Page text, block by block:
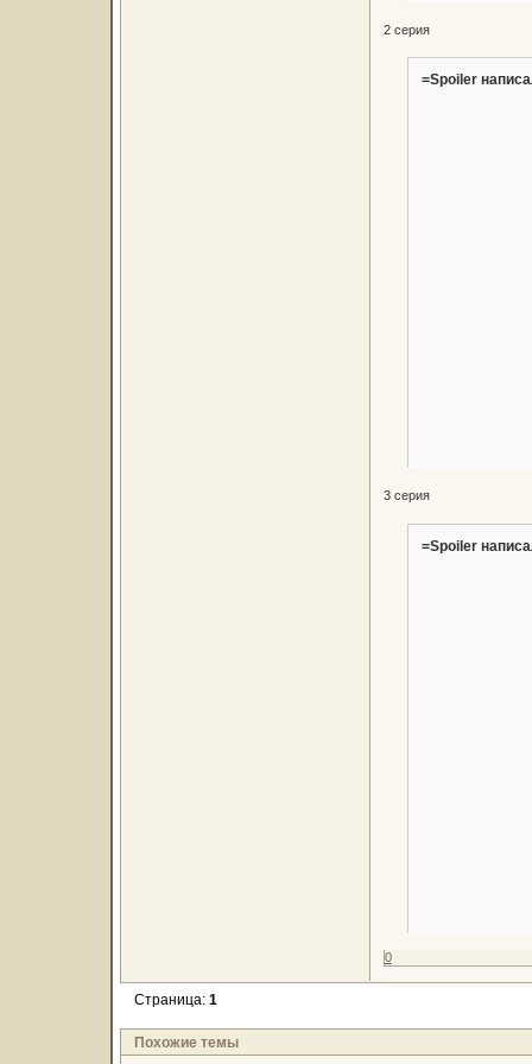
2 серия
=Spoiler
3 серия
=Spoiler
0
Страница: 1
Похожие темы